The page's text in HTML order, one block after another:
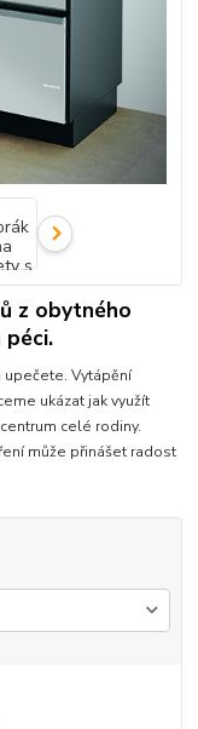
z obytného
upečete. Vytápění
ukázat jak využít
celé rodiny.
může přinášet radost